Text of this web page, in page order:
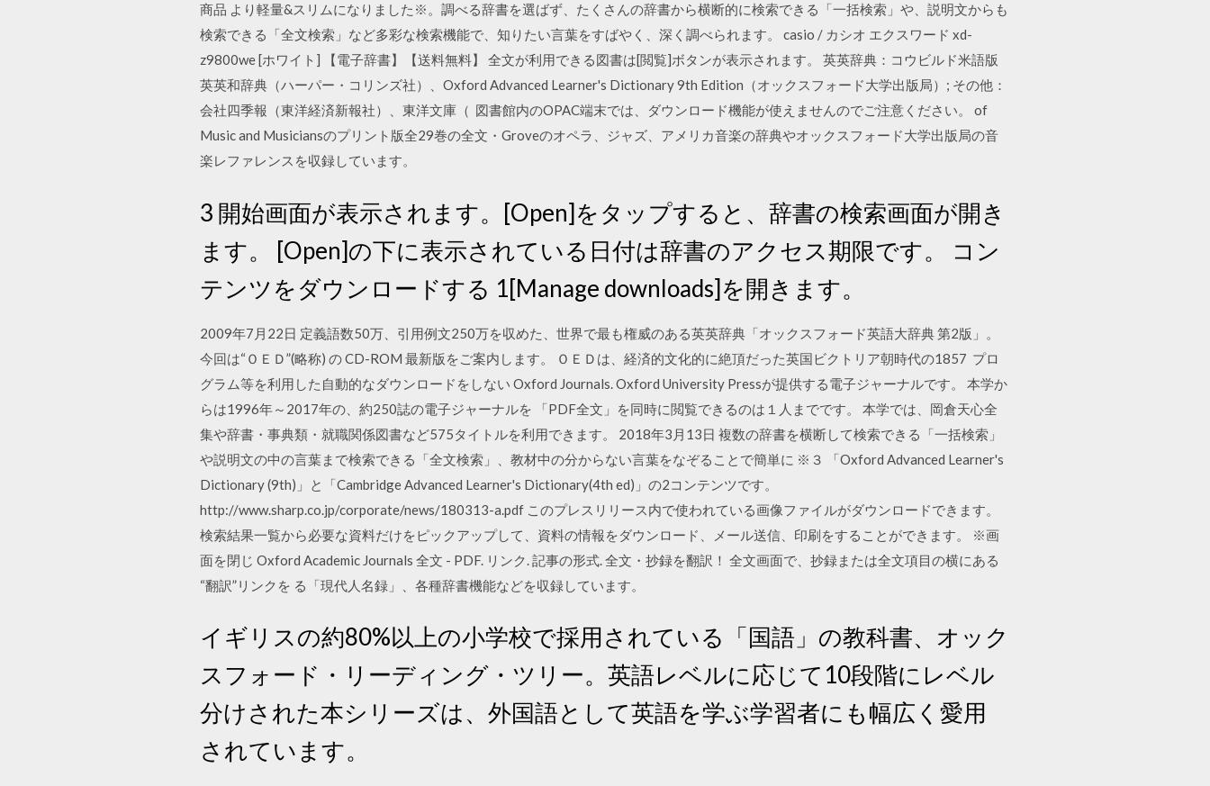
商品 より軽量&スリムになりました※。調べる辞書を選ばず、たくさんの辞書から横断的に検索できる「一括検索」や、説明文からも
検索できる「全文検索」など多彩な検索機能で、知りたい言葉をすばやく、深く調べられます。 casio / カシオ エクスワード xd-
z9800we [ホワイト] 【電子辞書】【送料無料】 全文が利用できる図書は[閲覧]ボタンが表示されます。 英英辞典：コウビルド米語版
英英和辞典（ハーパー・コリンズ社）、Oxford Advanced Learner's Dictionary 9th Edition（オックスフォード大学出版局）; その他：
会社四季報（東洋経済新報社）、東洋文庫（ 図書館内のOPAC端末では、ダウンロード機能が使えませんのでご注意ください。 of
Music and Musiciansのプリント版全29巻の全文・Groveのオペラ、ジャズ、アメリカ音楽の辞典やオックスフォード大学出版局の音
楽レファレンスを収録しています。
3 開始画面が表示されます。[Open]をタップすると、辞書の検索画面が開き
ます。 [Open]の下に表示されている日付は辞書のアクセス期限です。 コン
テンツをダウンロードする 1[Manage downloads]を開きます。
2009年7月22日 定義語数50万、引用例文250万を収めた、世界で最も権威のある英英辞典「オックスフォード英語大辞典 第2版」。
今回は“ＯＥＤ”(略称) の CD-ROM 最新版をご案内します。 ＯＥＤは、経済的文化的に絶頂だった英国ビクトリア朝時代の1857 プロ
グラム等を利用した自動的なダウンロードをしない Oxford Journals. Oxford University Pressが提供する電子ジャーナルです。 本学か
らは1996年～2017年の、約250誌の電子ジャーナルを 「PDF全文」を同時に閲覧できるのは１人までです。 本学では、岡倉天心全
集や辞書・事典類・就職関係図書など575タイトルを利用できます。 2018年3月13日 複数の辞書を横断して検索できる「一括検索」
や説明文の中の言葉まで検索できる「全文検索」、教材中の分からない言葉をなぞることで簡単に ※３ 「Oxford Advanced Learner's
Dictionary (9th)」と「Cambridge Advanced Learner's Dictionary(4th ed)」の2コンテンツです。
http://www.sharp.co.jp/corporate/news/180313-a.pdf このプレスリリース内で使われている画像ファイルがダウンロードできます。
検索結果一覧から必要な資料だけをピックアップして、資料の情報をダウンロード、メール送信、印刷をすることができます。 ※画
面を閉じ Oxford Academic Journals 全文 - PDF. リンク. 記事の形式. 全文・抄録を翻訳！ 全文画面で、抄録または全文項目の横にある
“翻訳”リンクを る「現代人名録」、各種辞書機能などを収録しています。
イギリスの約80%以上の小学校で採用されている「国語」の教科書、オック
スフォード・リーディング・ツリー。英語レベルに応じて10段階にレベル
分けされた本シリーズは、外国語として英語を学ぶ学習者にも幅広く愛用
されています。